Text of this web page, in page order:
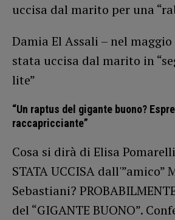
uccisa dal marito per una
Damia El Assali – nel maggio
stata uccisa dal marito in
lite”
“Un raptus del gigante buono?
raccapricciante”
Cosa si dirà di Elisa
STATA UCCISA dall'”amico”
Sebastiani?
del “GIGANTE BUONO”.